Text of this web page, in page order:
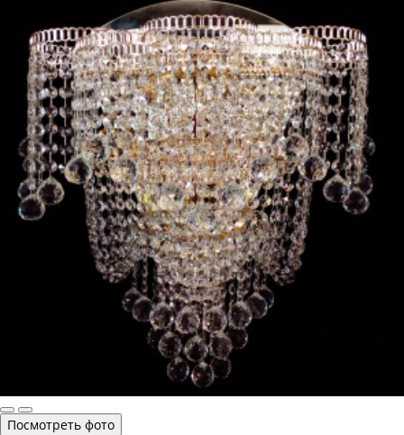
Посмотреть фото